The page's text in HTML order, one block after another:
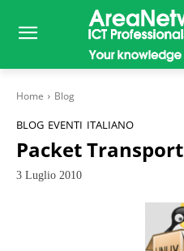
Home Blog
BLOG EVENTI ITALIANO
Packet
3 Luglio 2010